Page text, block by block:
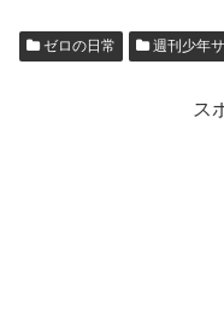
ゼロの日常 週刊少年
ス